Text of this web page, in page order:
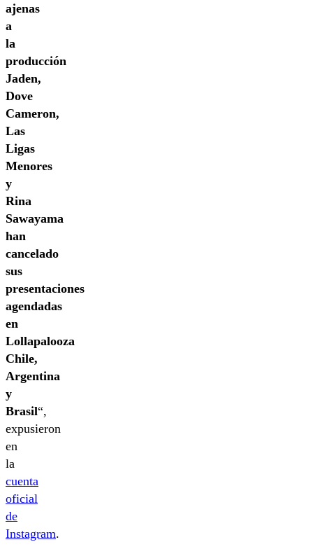
ajenas
a
la
producción
Jaden,
Dove
Cameron,
Las
Ligas
Menores
y
Rina
Sawayama
han
cancelado
sus
presentaciones
agendadas
en
Lollapalooza
Chile,
Argentina
y
Brasil“,
expusieron
en
la
cuenta
oficial
de
Instagram.